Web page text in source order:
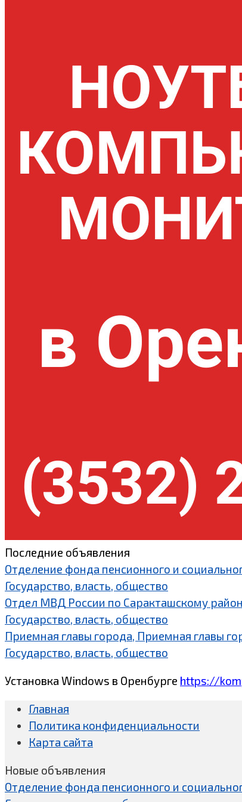
Последние объявления
Отделение фонда пенсионного и
Государство, власть, общество
Отдел МВД России по Саракташскому
Государство, власть, общество
Приемная главы города, Приемная главы
Государство, власть, общество
Установка Windows в Оренбурге https://
Главная
Политика конфиденциальности
Карта сайта
Новые объявления
Отделение фонда пенсионного и